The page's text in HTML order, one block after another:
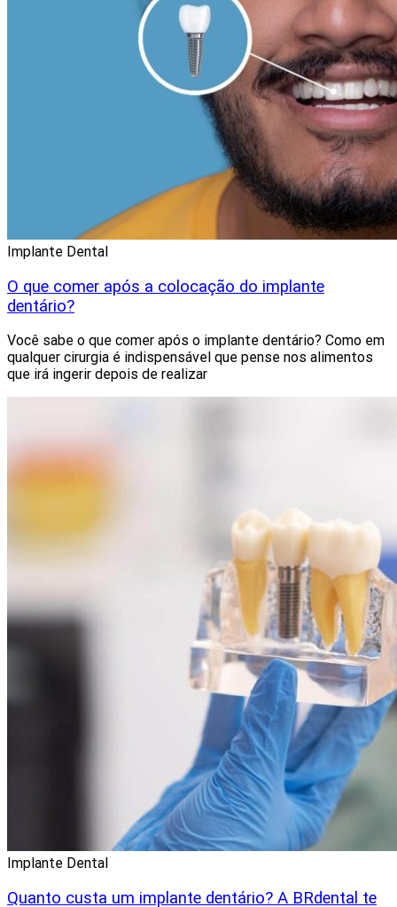
Implante Dental
O que comer após a colocação do implante
dentário?
Você sabe o que comer após o implante dentário? Como em
qualquer cirurgia é indispensável que pense nos alimentos
que irá ingerir depois de realizar
Implante Dental
Quanto custa um implante dentário? A BRdental te